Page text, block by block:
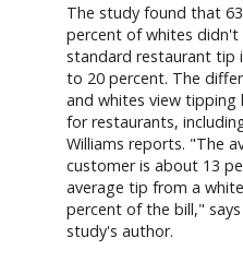
The study found that
percent of whites
standard restaurant tip
to 20 percent. The
and whites view tipping
for restaurants,
Williams reports. "The
customer is about 13
average tip from a
percent of the bill,"
study's author.